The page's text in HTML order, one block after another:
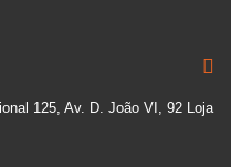
125, Av. D. João VI, 92 Loja